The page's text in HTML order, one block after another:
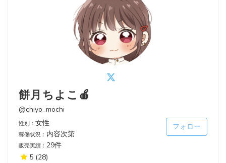
餅月ちよこ🍎‪
@chiyo_mochi
性別： 女性
稼働状況： 内容次第
販売実績： 29件
5 (28)
フォロー